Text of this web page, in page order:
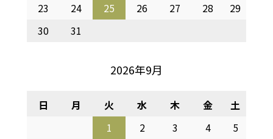
23
24 25 26 27 28
29
30
31
2026年9月
日 月 火 水 木 金
土
1
2 3 4
5